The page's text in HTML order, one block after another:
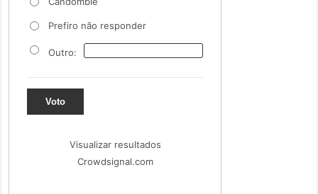
Prefiro não responder
Outro:
Voto
Visualizar resultados
Crowdsignal.com